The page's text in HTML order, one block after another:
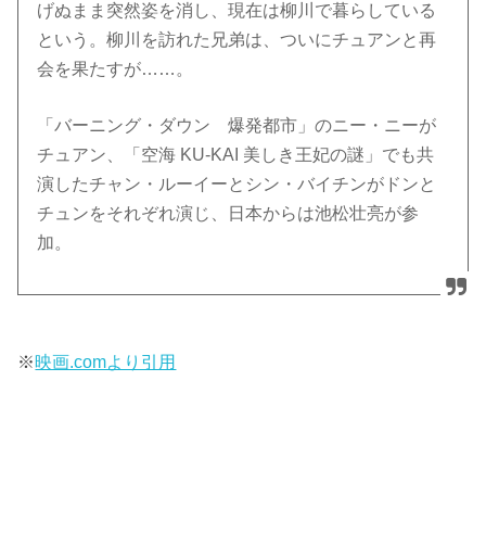
げぬまま突然姿を消し、現在は柳川で暮らしている
という。柳川を訪れた兄弟は、ついにチュアンと再
会を果たすが……。
「バーニング・ダウン 爆発都市」のニー・ニーが
チュアン、「空海 KU-KAI 美しき王妃の謎」でも共
演したチャン・ルーイーとシン・バイチンがドンと
チュンをそれぞれ演じ、日本からは池松壮亮が参
加。
※映画.comより引用